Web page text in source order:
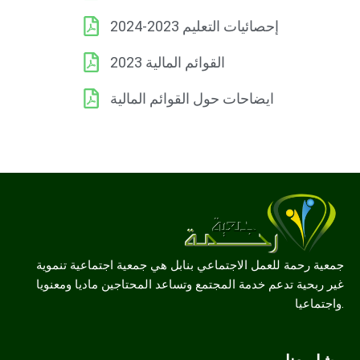
إحصائيات التعليم 2023-2024
القوائم المالية 2023
ايضاحات حول القوائم المالية
غير ربحية تدعم خدمة المجتمع وتساعد المحتاجين ماديا ومعنويا
واجتماعيا.